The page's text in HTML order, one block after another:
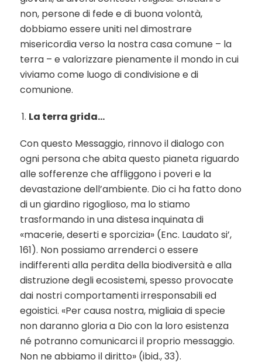
non, persone di fede e di buona volontà,
dobbiamo essere uniti nel dimostrare
misericordia verso la nostra casa comune – la
terra – e valorizzare pienamente il mondo in cui
viviamo come luogo di condivisione e di
comunione.
La terra grida…
Con questo Messaggio, rinnovo il dialogo con
ogni persona che abita questo pianeta riguardo
alle sofferenze che affliggono i poveri e la
devastazione dell’ambiente. Dio ci ha fatto dono
di un giardino rigoglioso, ma lo stiamo
trasformando in una distesa inquinata di
«macerie, deserti e sporcizia» (Enc. Laudato si’,
161). Non possiamo arrenderci o essere
indifferenti alla perdita della biodiversità e alla
distruzione degli ecosistemi, spesso provocate
dai nostri comportamenti irresponsabili ed
egoistici. «Per causa nostra, migliaia di specie
non daranno gloria a Dio con la loro esistenza
né potranno comunicarci il proprio messaggio.
Non ne abbiamo il diritto» (ibid., 33).